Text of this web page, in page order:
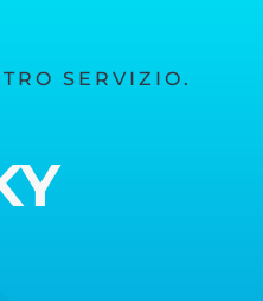
SERVIZIO.